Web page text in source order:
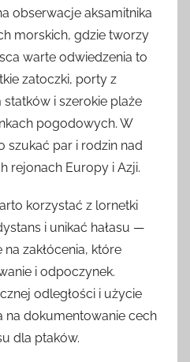
obserwacje aksamitnika
morskich, gdzie tworzy
warte odwiedzenia to
zatoczki, porty z
i szerokie plaże
pogodowych. W
szukać par i rodzin nad
rejonach Europy i Azji.
korzystać z lornetki
i unikać hałasu —
zakłócenia, które
i odpoczynek.
odległości i użycie
dokumentowanie cech
dla ptaków.